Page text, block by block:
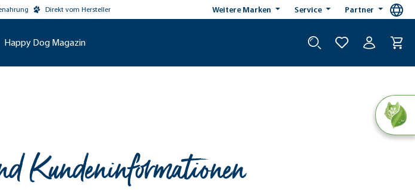
Direkt vom Hersteller Weitere Marken Service Partner
Happy Dog Magazin
Kundeninformationen